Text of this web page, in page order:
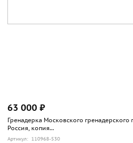
63 000 ₽
Гренадерка Московского гренадерского
Россия, копия...
Артикул: 110968-530